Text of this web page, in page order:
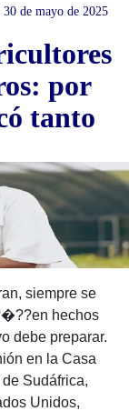
30 de mayo de 2025
por
tanto
siempre se
hechos
debe preparar.
en la Casa
Sudáfrica,
Unidos,